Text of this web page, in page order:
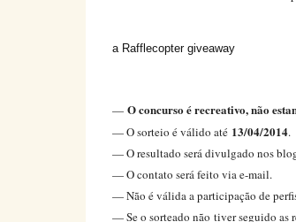
a Rafflecopter giveaway
— O concurso é recreativo, não
— O sorteio é válido até 13/04/2014.
— O resultado será divulgado nos
— O contato será feito via e-mail.
— Não é válida a participação de
— Se o sorteado não tiver seguido as